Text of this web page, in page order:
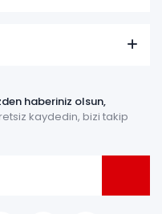
haberiniz olsun,
kaydedin, bizi takip